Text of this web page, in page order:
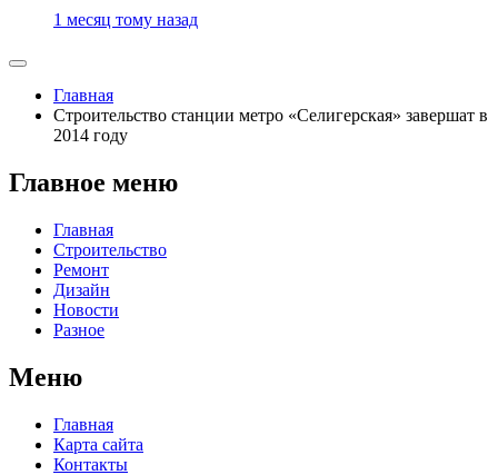
1 месяц тому назад
Главная
Строительство станции метро «Селигерская» завершат в
2014 году
Главное меню
Главная
Строительство
Ремонт
Дизайн
Новости
Разное
Меню
Главная
Карта сайта
Контакты